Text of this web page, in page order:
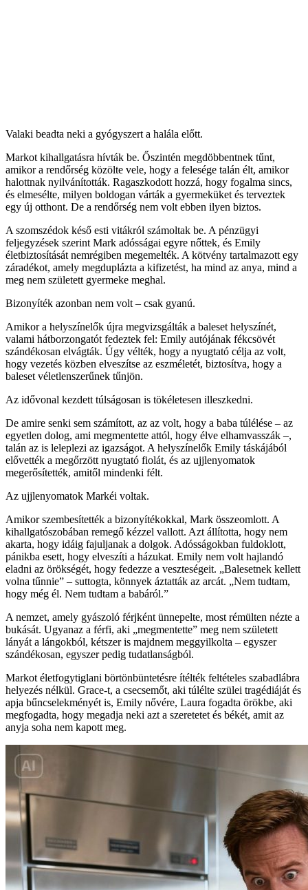
Valaki beadta neki a gyógyszert a halála előtt.
Markot kihallgatásra hívták be. Őszintén megdöbbentnek tűnt,
amikor a rendőrség közölte vele, hogy a felesége talán élt, amikor
halottnak nyilvánították. Ragaszkodott hozzá, hogy fogalma sincs,
és elmesélte, milyen boldogan várták a gyermeküket és terveztek
egy új otthont. De a rendőrség nem volt ebben ilyen biztos.
A szomszédok késő esti vitákról számoltak be. A pénzügyi
feljegyzések szerint Mark adósságai egyre nőttek, és Emily
életbiztosítását nemrégiben megemelték. A kötvény tartalmazott egy
záradékot, amely megduplázta a kifizetést, ha mind az anya, mind a
meg nem született gyermeke meghal.
Bizonyíték azonban nem volt – csak gyanú.
Amikor a helyszínelők újra megvizsgálták a baleset helyszínét,
valami hátborzongatót fedeztek fel: Emily autójának fékcsövét
szándékosan elvágták. Úgy vélték, hogy a nyugtató célja az volt,
hogy vezetés közben elveszítse az eszméletét, biztosítva, hogy a
baleset véletlenszerűnek tűnjön.
Az idővonal kezdett túlságosan is tökéletesen illeszkedni.
De amire senki sem számított, az az volt, hogy a baba túlélése – az
egyetlen dolog, ami megmentette attól, hogy élve elhamvasszák –,
talán az is leleplezi az igazságot. A helyszínelők Emily táskájából
elővették a megőrzött nyugtató fiolát, és az ujjlenyomatok
megerősítették, amitől mindenki félt.
Az ujjlenyomatok Markéi voltak.
Amikor szembesítették a bizonyítékokkal, Mark összeomlott. A
kihallgatószobában remegő kézzel vallott. Azt állította, hogy nem
akarta, hogy idáig fajuljanak a dolgok. Adósságokban fuldoklott,
pánikba esett, hogy elveszíti a házukat. Emily nem volt hajlandó
eladni az örökségét, hogy fedezze a veszteségeit. „Balesetnek kellett
volna tűnnie” – suttogta, könnyek áztatták az arcát. „Nem tudtam,
hogy még él. Nem tudtam a babáról.”
A nemzet, amely gyászoló férjként ünnepelte, most rémülten nézte a
bukását. Ugyanaz a férfi, aki „megmentette” meg nem született
lányát a lángokból, kétszer is majdnem meggyilkolta – egyszer
szándékosan, egyszer pedig tudatlanságból.
Markot életfogytiglani börtönbüntetésre ítélték feltételes szabadlábra
helyezés nélkül. Grace-t, a csecsemőt, aki túlélte szülei tragédiáját és
apja bűncselekményét is, Emily nővére, Laura fogadta örökbe, aki
megfogadta, hogy megadja neki azt a szeretetet és békét, amit az
anyja soha nem kapott meg.